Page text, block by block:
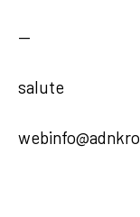
—
salute